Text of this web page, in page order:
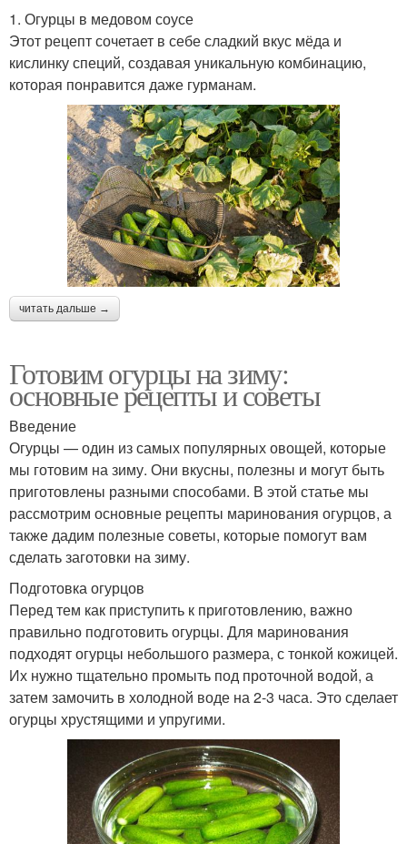
1. Огурцы в медовом соусе
Этот рецепт сочетает в себе сладкий вкус мёда и
кислинку специй, создавая уникальную комбинацию,
которая понравится даже гурманам.
читать дальше →
Готовим огурцы на зиму:
основные рецепты и советы
Введение
Огурцы — один из самых популярных овощей, которые
мы готовим на зиму. Они вкусны, полезны и могут быть
приготовлены разными способами. В этой статье мы
рассмотрим основные рецепты маринования огурцов, а
также дадим полезные советы, которые помогут вам
сделать заготовки на зиму.
Подготовка огурцов
Перед тем как приступить к приготовлению, важно
правильно подготовить огурцы. Для маринования
подходят огурцы небольшого размера, с тонкой кожицей.
Их нужно тщательно промыть под проточной водой, а
затем замочить в холодной воде на 2-3 часа. Это сделает
огурцы хрустящими и упругими.